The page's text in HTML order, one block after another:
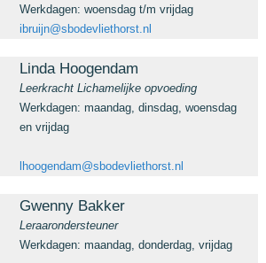
Werkdagen: woensdag t/m vrijdag
ibruijn@sbodevliethorst.nl
Linda Hoogendam
Leerkracht Lichamelijke opvoeding
Werkdagen: maandag, dinsdag, woensdag
en vrijdag
lhoogendam@sbodevliethorst.nl
Gwenny Bakker
Leraarondersteuner
Werkdagen: maandag, donderdag, vrijdag